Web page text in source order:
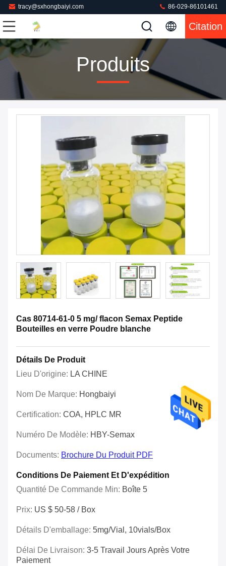
tracy@sxhongbaiyi.com 86-029-86101461
Citation
Produits
Cas 80714-61-0 5 mg/ flacon Semax Peptide
Bouteilles en verre Poudre blanche
Détails De Produit
Lieu D'origine: LA CHINE
Nom De Marque: Hongbaiyi
Certification: COA, HPLC MR
Numéro De Modèle: HBY-Semax
Documents: Brochure Du Produit PDF
Conditions De Paiement Et D'expédition
Quantité De Commande Min: Boîte 5
Prix: US $ 50-58 / Box
Détails D'emballage: 5mg/vial, 10vials/box
Délai De Livraison: 3-5 Travail Jours Après Votre
Paiement